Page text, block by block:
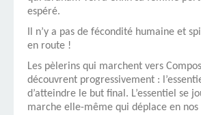
espéré.
Il n’y a pas de fécondité humaine et
en route !
Les pèlerins qui marchent vers
découvrent progressivement :
d’atteindre le but final. L’essentiel se
marche elle-même qui déplace en